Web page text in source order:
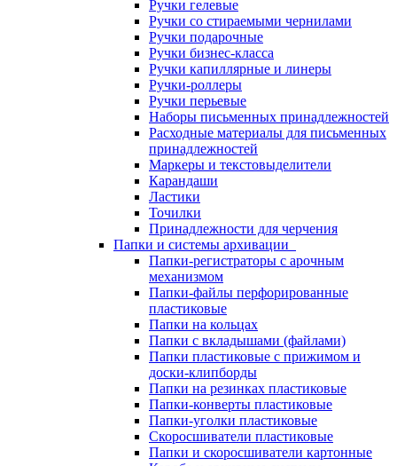
Ручки гелевые
Ручки со стираемыми чернилами
Ручки подарочные
Ручки бизнес-класса
Ручки капиллярные и линеры
Ручки-роллеры
Ручки перьевые
Наборы письменных принадлежностей
Расходные материалы для письменных
принадлежностей
Маркеры и текстовыделители
Карандаши
Ластики
Точилки
Принадлежности для черчения
Папки и системы архивации
Папки-регистраторы с арочным
механизмом
Папки-файлы перфорированные
пластиковые
Папки на кольцах
Папки с вкладышами (файлами)
Папки пластиковые с прижимом и
доски-клипборды
Папки на резинках пластиковые
Папки-конверты пластиковые
Папки-уголки пластиковые
Скоросшиватели пластиковые
Папки и скоросшиватели картонные